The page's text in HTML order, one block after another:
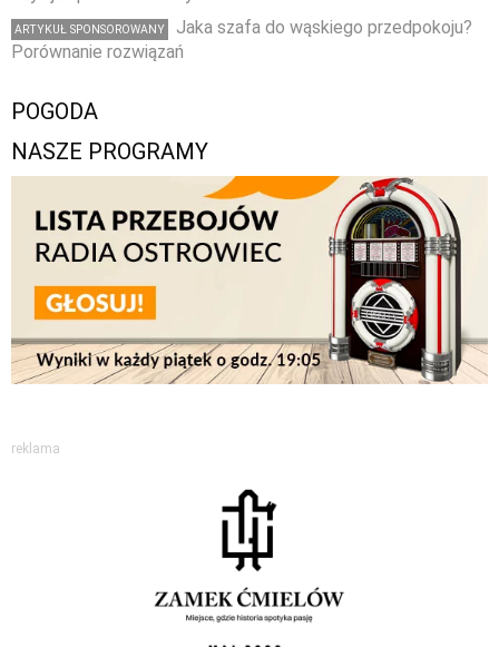
ARTYKUŁ SPONSOROWANY
Jaka szafa do wąskiego przedpokoju?
Porównanie rozwiązań
POGODA
NASZE PROGRAMY
reklama